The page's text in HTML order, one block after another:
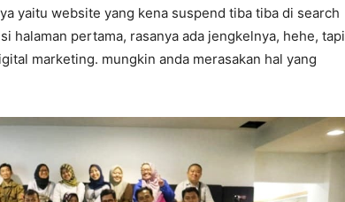
yaitu website yang kena suspend tiba tiba di search
halaman pertama, rasanya ada jengkelnya, hehe, tapi
marketing. mungkin anda merasakan hal yang